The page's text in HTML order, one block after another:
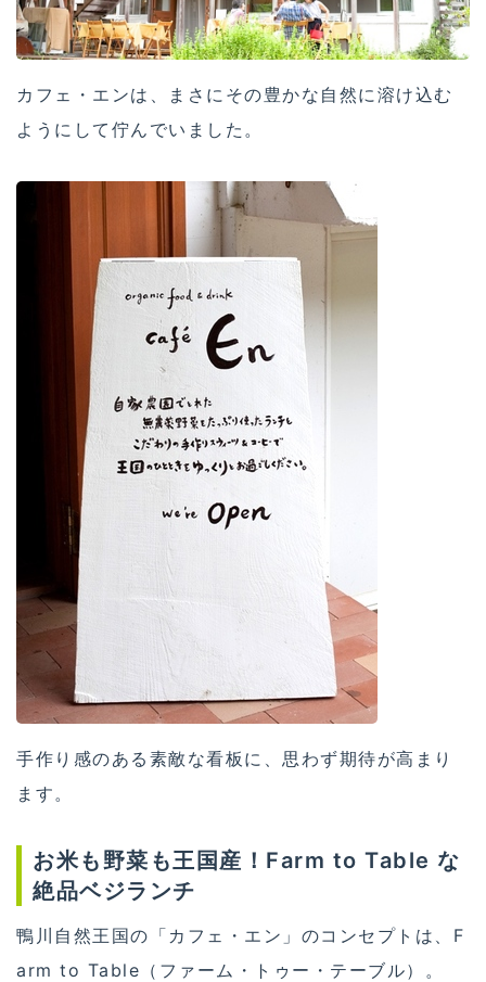
カフェ・エンは、まさにその豊かな自然に溶け込む
ようにして佇んでいました。
手作り感のある素敵な看板に、思わず期待が高まり
ます。
お米も野菜も王国産！Farm to Table な
絶品ベジランチ
鴨川自然王国の「カフェ・エン」のコンセプトは、F
arm to Table（ファーム・トゥー・テーブル）。